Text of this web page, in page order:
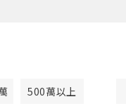
500萬以上